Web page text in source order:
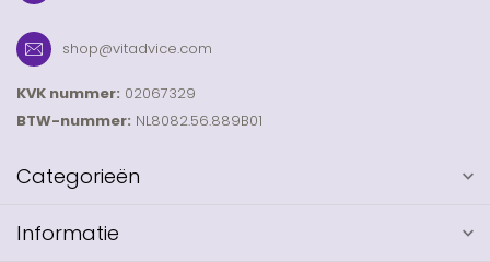
shop@vitadvice.com
KVK nummer: 02067329
BTW-nummer: NL8082.56.889B01
Categorieën
Informatie